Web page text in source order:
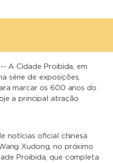
A Cidade Proibida, em
série de exposições,
marcar os 600 anos do
a principal atração
notícias oficial chinesa
Xudong, no próximo
Proibida, que completa